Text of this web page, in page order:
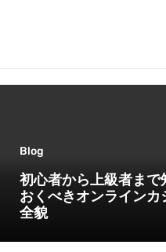
Blog
初心者から上級者まで
おくべきオンラインカ
全貌